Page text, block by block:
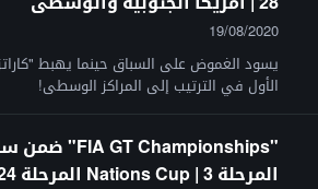
19/08/2020
يسود الغموض على السباق حينما يهبط
الأول في الترتيب إلى المراكز الوسطى!
المرحلة 3 | Nations Cup المرحلة 24 | آسيا